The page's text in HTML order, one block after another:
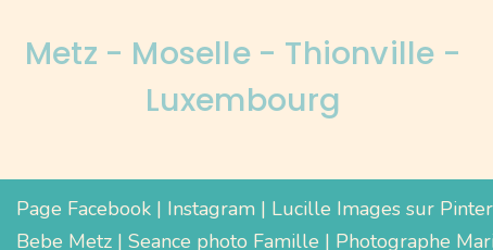
Metz - Moselle - Thionville -
Luxembourg
Page Facebook | Instagram | Lucille Images sur
Bebe Metz | Seance photo Famille | Photographe